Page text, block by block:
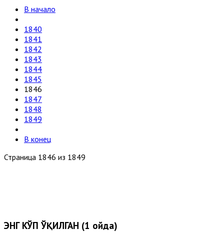
В начало
1840
1841
1842
1843
1844
1845
1846
1847
1848
1849
В конец
Страница 1846 из 1849
ЭНГ КЎП ЎҚИЛГАН (1 ойда)